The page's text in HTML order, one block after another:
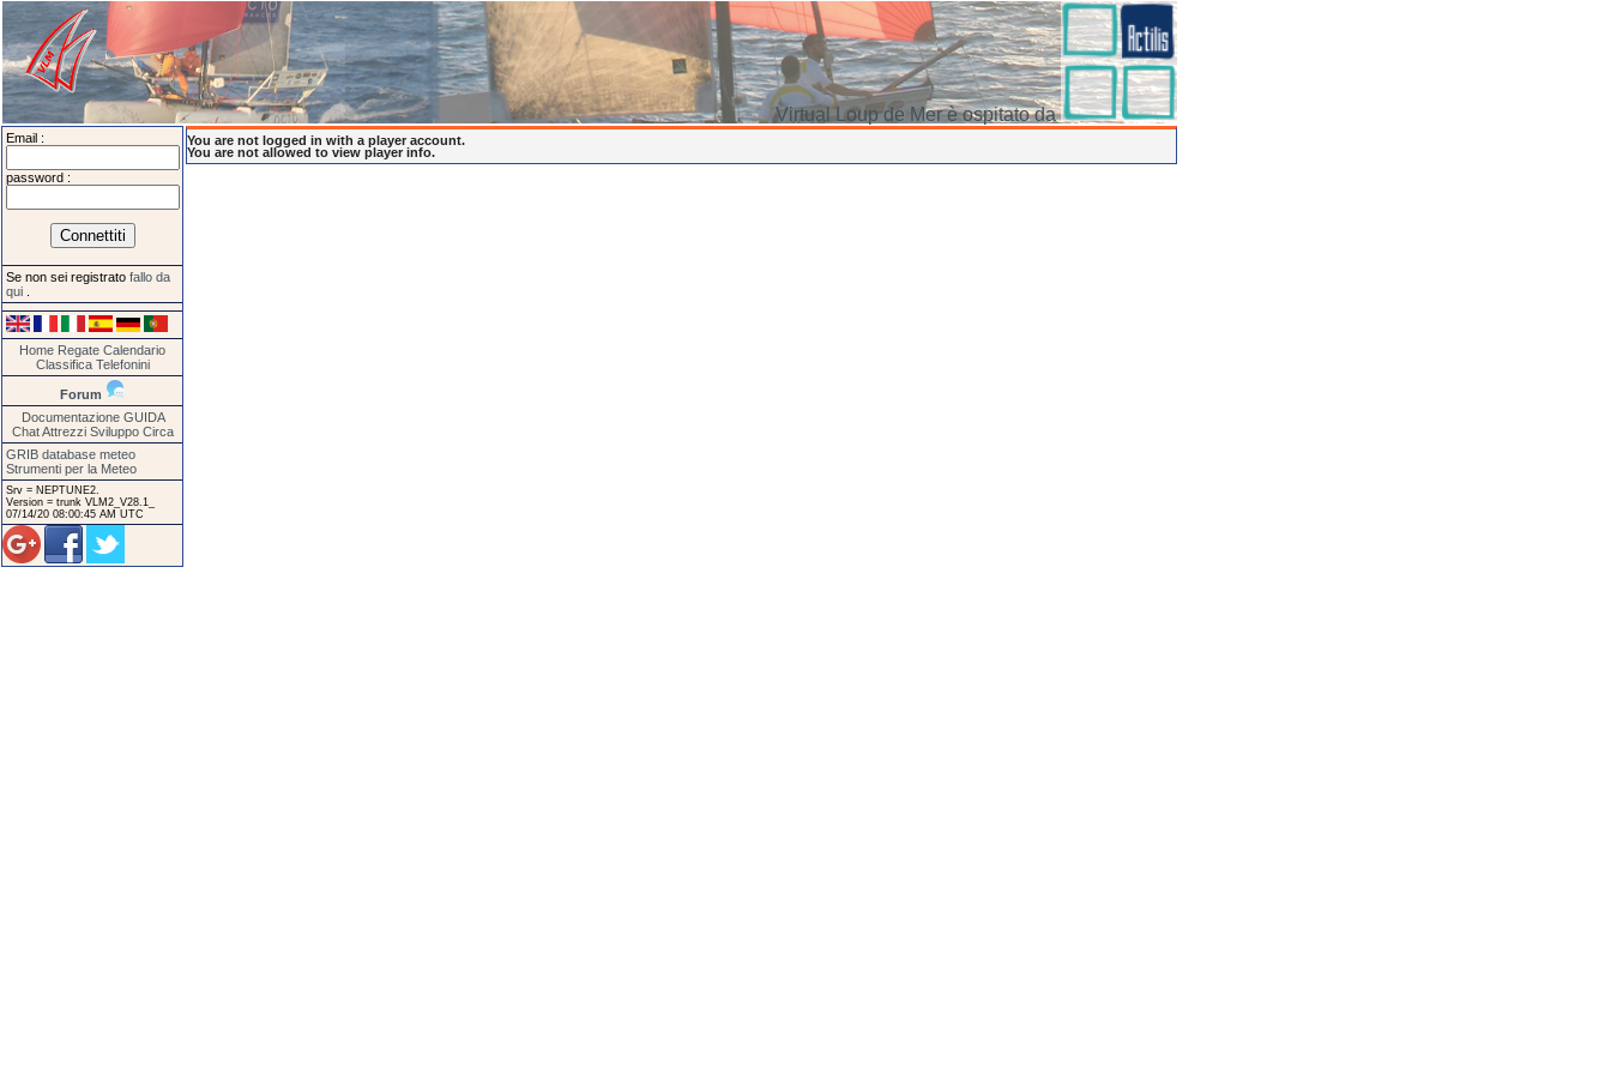
Virtual Loup de Mer è ospitato da
Email :
password :
Se non sei registrato fallo da
qui
Home Regate Calendario
Classifica Telefonini
Forum
Documentazione GUIDA
Chat Attrezzi Sviluppo Circa
GRIB database meteo
Strumenti per la Meteo
Srv = NEPTUNE2.
Version = trunk VLM2_V28.1_
07/14/20 08:00:45 AM UTC
You are not logged in with a player account.
You are not allowed to view player info.